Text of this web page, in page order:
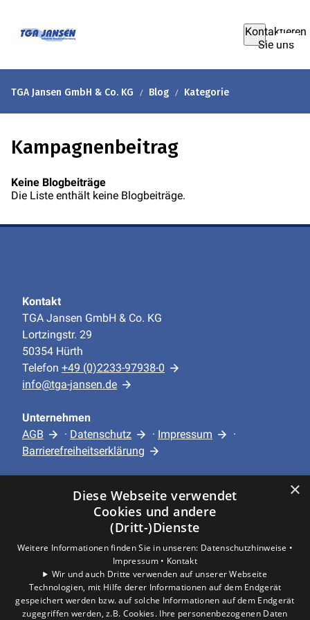
Kontaktieren
Sie uns
TGA Jansen GmbH & Co. KG Blog Kategorie
Kampagnenbeitrag
Keine Blogbeiträge
Die Liste enthält keine Blogbeiträge.
Kontakt
TGA Jansen GmbH & Co. KG
Lortzingstr. 29
50354 Hürth
Telefon +49 (0)2233-97938-0
info@tga-jansen.de
Unternehmen
AGB
· Datenschutz · Impressum
·
Barrierefreiheitserklärung
Leistungen
Standort
Hürth
×
Diese Webseite verwendet
Cookies und andere
(Dritt-)Dienste
Weitere Informationen finden Sie in unseren: Datenschutzhinweise •
Impressum • Kontakt
Wir und auch Dritte verwenden auf unserer Webseite
Technologien, mit Hilfe derer Informationen auf dem Endgerät
gespeichert werden bzw. auf solche Informationen auf dem Endgerät
zugegriffen werden, z.B. Cookies. Ihre personenbezogenen Daten